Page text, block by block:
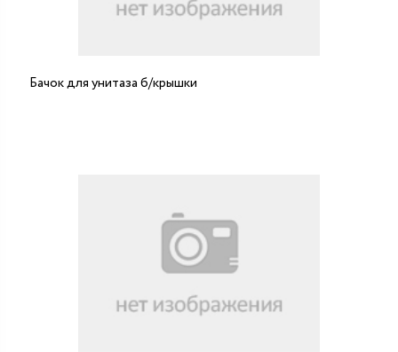
Бачок для унитаза б/крышки